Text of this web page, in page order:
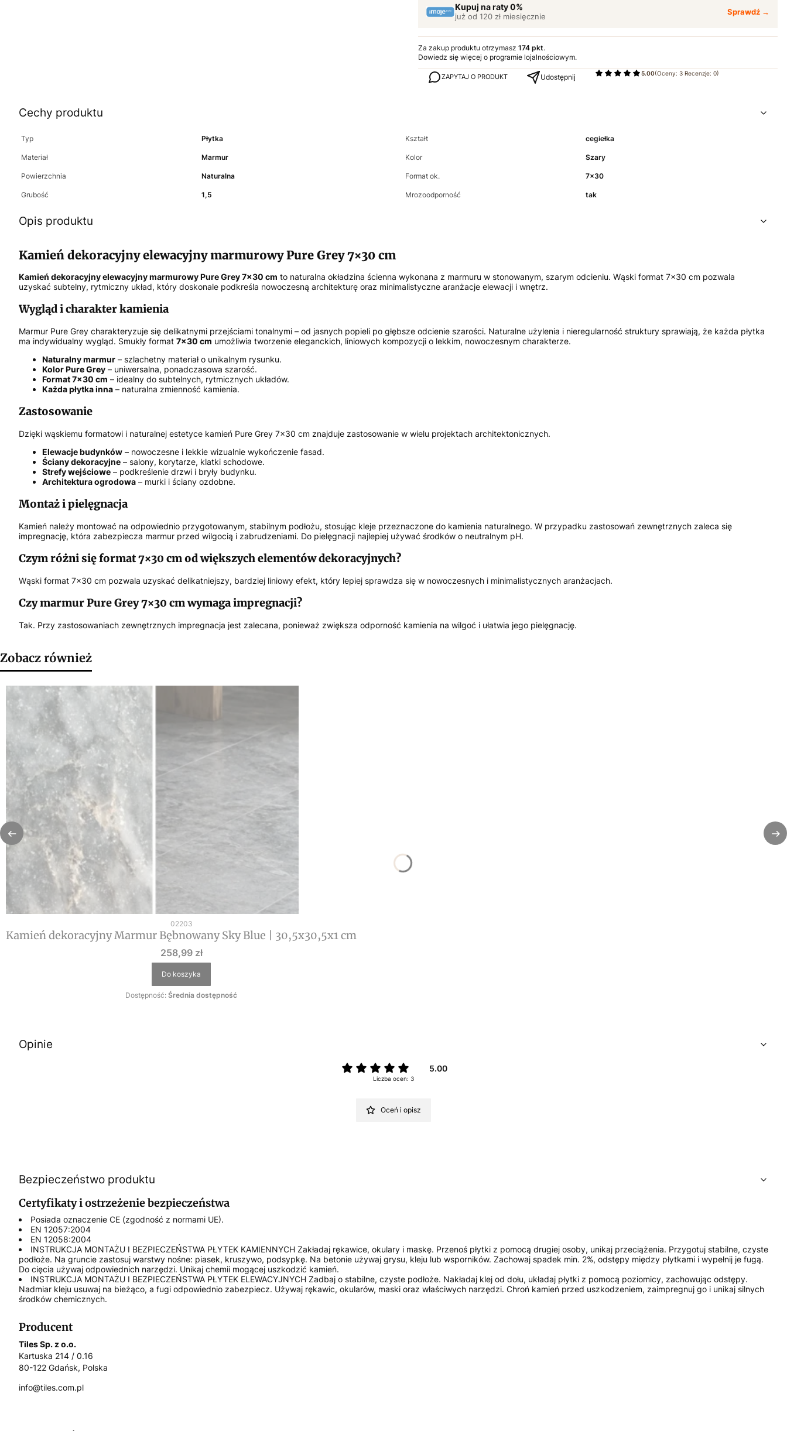
Kupuj na raty 0%
już od 120 zł miesięcznie
Sprawdź →
Za zakup produktu otrzymasz 174 pkt.
Dowiedz się więcej o programie lojalnościowym.
ZAPYTAJ O PRODUKT Udostępnij 5.00(Oceny: 3 Recenzje: 0)
Cechy produktu
Typ Płytka Kształt cegiełka
Materiał Marmur Kolor Szary
Powierzchnia Naturalna Format ok. 7x30
Grubość 1,5 Mrozoodporność tak
Opis produktu
Kamień dekoracyjny elewacyjny marmurowy Pure Grey 7×30 cm
Kamień dekoracyjny elewacyjny marmurowy Pure Grey 7×30 cm to naturalna okładzina ścienna wykonana z marmuru w stonowanym, szarym odcieniu. Wąski format 7×30 cm pozwala
uzyskać subtelny, rytmiczny układ, który doskonale podkreśla nowoczesną architekturę oraz minimalistyczne aranżacje elewacji i wnętrz.
Wygląd i charakter kamienia
Marmur Pure Grey charakteryzuje się delikatnymi przejściami tonalnymi – od jasnych popieli po głębsze odcienie szarości. Naturalne użylenia i nieregularność struktury sprawiają, że każda płytka
ma indywidualny wygląd. Smukły format 7×30 cm umożliwia tworzenie eleganckich, liniowych kompozycji o lekkim, nowoczesnym charakterze.
Naturalny marmur – szlachetny materiał o unikalnym rysunku.
Kolor Pure Grey – uniwersalna, ponadczasowa szarość.
Format 7×30 cm – idealny do subtelnych, rytmicznych układów.
Każda płytka inna – naturalna zmienność kamienia.
Zastosowanie
Dzięki wąskiemu formatowi i naturalnej estetyce kamień Pure Grey 7×30 cm znajduje zastosowanie w wielu projektach architektonicznych.
Elewacje budynków – nowoczesne i lekkie wizualnie wykończenie fasad.
Ściany dekoracyjne – salony, korytarze, klatki schodowe.
Strefy wejściowe – podkreślenie drzwi i bryły budynku.
Architektura ogrodowa – murki i ściany ozdobne.
Montaż i pielęgnacja
Kamień należy montować na odpowiednio przygotowanym, stabilnym podłożu, stosując kleje przeznaczone do kamienia naturalnego. W przypadku zastosowań zewnętrznych zaleca się
impregnację, która zabezpiecza marmur przed wilgocią i zabrudzeniami. Do pielęgnacji najlepiej używać środków o neutralnym pH.
Czym różni się format 7×30 cm od większych elementów dekoracyjnych?
Wąski format 7×30 cm pozwala uzyskać delikatniejszy, bardziej liniowy efekt, który lepiej sprawdza się w nowoczesnych i minimalistycznych aranżacjach.
Czy marmur Pure Grey 7×30 cm wymaga impregnacji?
Tak. Przy zastosowaniach zewnętrznych impregnacja jest zalecana, ponieważ zwiększa odporność kamienia na wilgoć i ułatwia jego pielęgnację.
Zobacz również
Kod produktu
02203
Kamień dekoracyjny Marmur Bębnowany Sky Blue | 30,5x30,5x1 cm
Cena
258,99 zł
Do koszyka
Dostępność: Średnia dostępność
Opinie
5.00
Liczba ocen: 3
Oceń i opisz
Bezpieczeństwo produktu
Certyfikaty i ostrzeżenie bezpieczeństwa
Posiada oznaczenie CE (zgodność z normami UE).
EN 12057:2004
EN 12058:2004
INSTRUKCJA MONTAŻU I BEZPIECZEŃSTWA PŁYTEK KAMIENNYCH Zakładaj rękawice, okulary i maskę. Przenoś płytki z pomocą drugiej osoby, unikaj przeciążenia. Przygotuj stabilne, czyste
podłoże. Na gruncie zastosuj warstwy nośne: piasek, kruszywo, podsypkę. Na betonie używaj grysu, kleju lub wsporników. Zachowaj spadek min. 2%, odstępy między płytkami i wypełnij je fugą.
Do cięcia używaj odpowiednich narzędzi. Unikaj chemii mogącej uszkodzić kamień.
INSTRUKCJA MONTAŻU I BEZPIECZEŃSTWA PŁYTEK ELEWACYJNYCH Zadbaj o stabilne, czyste podłoże. Nakładaj klej od dołu, układaj płytki z pomocą poziomicy, zachowując odstępy.
Nadmiar kleju usuwaj na bieżąco, a fugi odpowiednio zabezpiecz. Używaj rękawic, okularów, maski oraz właściwych narzędzi. Chroń kamień przed uszkodzeniem, zaimpregnuj go i unikaj silnych
środków chemicznych.
Producent
Tiles Sp. z o.o.
Kartuska 214 / 0.16
80-122 Gdańsk, Polska
info@tiles.com.pl